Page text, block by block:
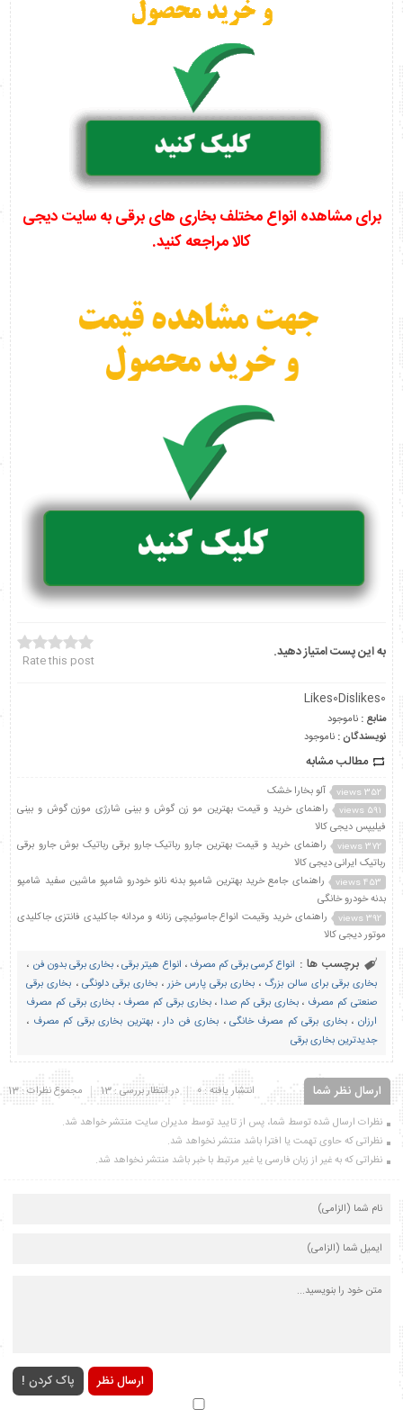
برای مشاهده انواع مختلف بخاری های برقی به سایت دیجی
کالا مراجعه کنید.
به این پست امتیاز دهید. Rate this post
Likes0Dislikes0
منابع : ناموجود
نویسندگان : ناموجود
مطالب مشابه
352 views آلو بخارا خشک
591 views
راهنمای خرید و قیمت بهترین مو زن گوش و بینی شارژی موزن گوش و بینی
فیلیپس دیجی کالا
372 views
راهنمای خرید و قیمت بهترین جارو رباتیک جارو برقی رباتیک بوش جارو برقی
رباتیک ایرانی دیجی کالا
453 views
راهنمای جامع خرید بهترین شامپو بدنه نانو خودرو شامپو ماشین سفید شامپو
بدنه خودرو خانگی
392 views
راهنمای خرید وقیمت انواع جاسوئیچی زنانه و مردانه جاکلیدی فانتزی جاکلیدی
موتور دیجی کالا
برچسب ها : انواع کرسی برقی کم مصرف ، انواع هیتر برقی، بخاری برقی بدون فن ،
بخاری برقی برای سالن بزرگ ،بخاری برقی پارس خزر،بخاری برقی دلونگی ، بخاری برقی
صنعتی کم مصرف ،بخاری برقی کم صدا ،بخاری برقی کم مصرف ،بخاری برقی کم مصرف
ارزان ،بخاری برقی کم مصرف خانگی، بخاری فن دار،بهترین بخاری برقی کم مصرف ،
جدیدترین بخاری برقی
ارسال نظر شما مجموع نظرات : 13 در انتظار بررسی : 13
انتشار یافته : 0
نظرات ارسال شده توسط شما، پس از تایید توسط مدیران سایت منتشر خواهد شد.
نظراتی که حاوی تهمت یا افترا باشد منتشر نخواهد شد.
نظراتی که به غیر از زبان فارسی یا غیر مرتبط با خبر باشد منتشر نخواهد شد.
ارسال نظر پاک کردن !